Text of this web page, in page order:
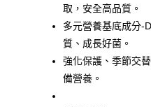
大哥付你分期
【大哥付你分期使用說明】
1.本服務由台灣大哥大提
2.付款方式選擇「大哥付
完成交易。
AFTEE先享後付
相關說明
ATM付款
取，安全高品質。
多元營養基底成分-
質、成長好菌。
強化保護、季節交
備營養。